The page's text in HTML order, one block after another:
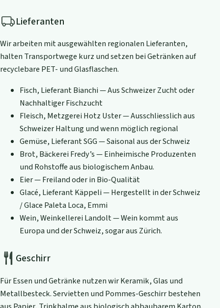
Lieferanten
Wir arbeiten mit ausgewählten regionalen Lieferanten,
halten Transportwege kurz und setzen bei Getränken auf
recyclebare PET- und Glasflaschen.
Fisch, Lieferant Bianchi — Aus Schweizer Zucht oder
Nachhaltiger Fischzucht
Fleisch, Metzgerei Hotz Uster — Ausschliesslich aus
Schweizer Haltung und wenn möglich regional
Gemüse, Lieferant SGG — Saisonal aus der Schweiz
Brot, Bäckerei Fredy’s — Einheimische Produzenten
und Rohstoffe aus biologischem Anbau.
Eier — Freiland oder in Bio-Qualität
Glacé, Lieferant Käppeli — Hergestellt in der Schweiz
/ Glace Paleta Loca, Emmi
Wein, Weinkellerei Landolt — Wein kommt aus
Europa und der Schweiz, sogar aus Zürich.
Geschirr
Für Essen und Getränke nutzen wir Keramik, Glas und
Metallbesteck. Servietten und Pommes-Geschirr bestehen